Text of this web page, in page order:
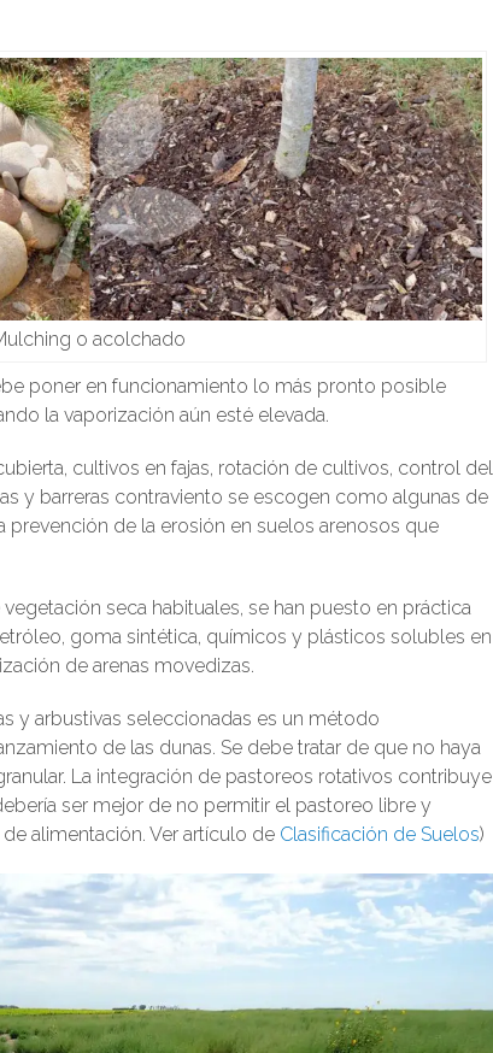
o acolchado
poner en funcionamiento lo más pronto posible
la vaporización aún esté elevada.
cultivos en fajas, rotación de cultivos, control del
y barreras contraviento se escogen como algunas de
prevención de la erosión en suelos arenosos que
seca habituales, se han puesto en práctica
goma sintética, químicos y plásticos solubles en
de arenas movedizas.
y arbustivas seleccionadas es un método
de las dunas. Se debe tratar de que no haya
La integración de pastoreos rotativos contribuye
ser mejor de no permitir el pastoreo libre y
alimentación. Ver artículo de Clasificación de Suelos)